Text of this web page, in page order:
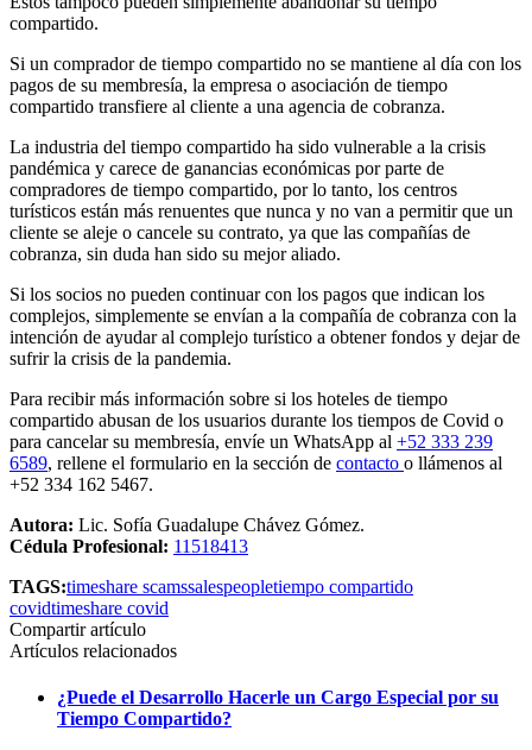
compartido.
Si un comprador de tiempo compartido no se mantiene al día con los
pagos de su membresía, la empresa o asociación de tiempo
compartido transfiere al cliente a una agencia de cobranza.
La industria del tiempo compartido ha sido vulnerable a la crisis
pandémica y carece de ganancias económicas por parte de
compradores de tiempo compartido, por lo tanto, los centros
turísticos están más renuentes que nunca y no van a permitir que un
cliente se aleje o cancele su contrato, ya que las compañías de
cobranza, sin duda han sido su mejor aliado.
Si los socios no pueden continuar con los pagos que indican los
complejos, simplemente se envían a la compañía de cobranza con la
intención de ayudar al complejo turístico a obtener fondos y dejar de
sufrir la crisis de la pandemia.
Para recibir más información sobre si los hoteles de tiempo
compartido abusan de los usuarios durante los tiempos de Covid o
para cancelar su membresía, envíe un WhatsApp al +52 333 239
6589, rellene el formulario en la sección de contacto o llámenos al
+52 334 162 5467.
Autora: Lic. Sofía Guadalupe Chávez Gómez.
Cédula Profesional: 11518413
TAGS:timeshare scamssalespeopletiempo compartido
covidtimeshare covid
Compartir artículo
Artículos relacionados
¿Puede el Desarrollo Hacerle un Cargo Especial por su
Tiempo Compartido?